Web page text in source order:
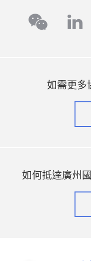
wechat
如需更多
如何抵達廣州